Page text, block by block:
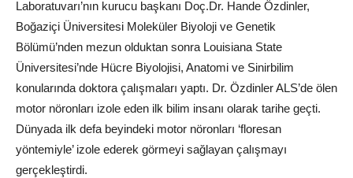
Laboratuvarı’nın kurucu başkanı Doç.Dr. Hande Özdinler,
Boğaziçi Üniversitesi Moleküler Biyoloji ve Genetik
Bölümü’nden mezun olduktan sonra Louisiana State
Üniversitesi’nde Hücre Biyolojisi, Anatomi ve Sinirbilim
konularında doktora çalışmaları yaptı. Dr. Özdinler ALS’de ölen
motor nöronları izole eden ilk bilim insanı olarak tarihe geçti.
Dünyada ilk defa beyindeki motor nöronları ‘floresan
yöntemiyle’ izole ederek görmeyi sağlayan çalışmayı
gerçekleştirdi.